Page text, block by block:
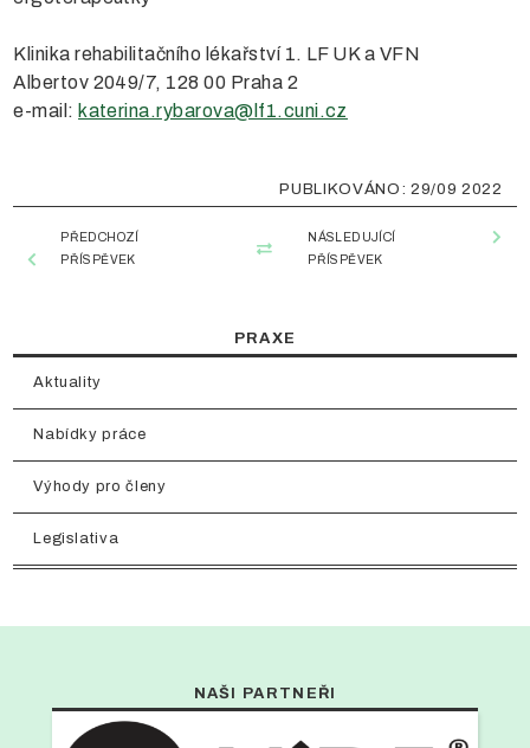
Klinika rehabilitačního lékařství 1. LF UK a VFN
Albertov 2049/7, 128 00 Praha 2
e-mail: katerina.rybarova@lf1.cuni.cz
29/09 2022
NÁSLEDUJÍCÍ
PŘÍSPĚVEK
PŘEDCHOZÍ
PŘÍSPĚVEK
PRAXE
Aktuality
Nabídky práce
Výhody pro členy
Legislativa
NAŠI PARTNEŘI